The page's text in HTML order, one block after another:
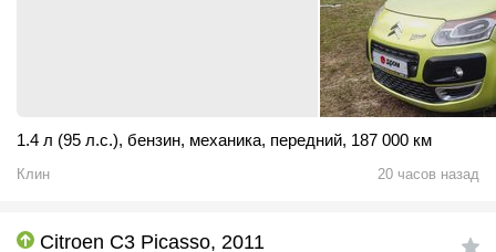
1.4 л (95 л.с.), бензин, механика, передний, 187 000 км
Клин 20 часов назад
Citroen C3 Picasso, 2011